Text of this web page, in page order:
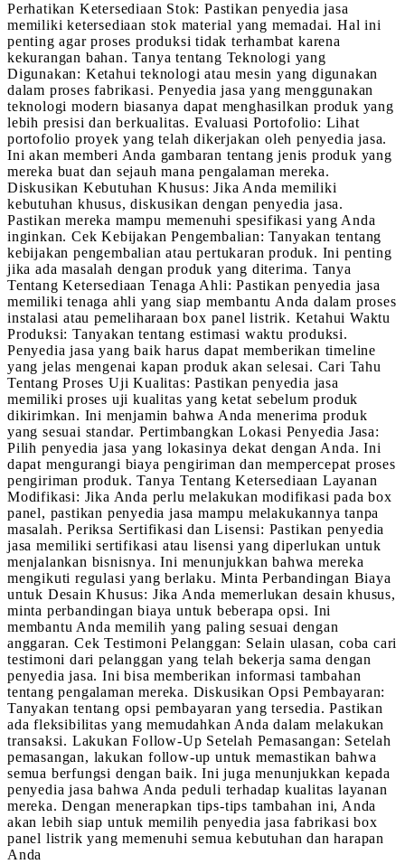
Perhatikan Ketersediaan Stok: Pastikan penyedia jasa
memiliki ketersediaan stok material yang memadai. Hal ini
penting agar proses produksi tidak terhambat karena
kekurangan bahan. Tanya tentang Teknologi yang
Digunakan: Ketahui teknologi atau mesin yang digunakan
dalam proses fabrikasi. Penyedia jasa yang menggunakan
teknologi modern biasanya dapat menghasilkan produk yang
lebih presisi dan berkualitas. Evaluasi Portofolio: Lihat
portofolio proyek yang telah dikerjakan oleh penyedia jasa.
Ini akan memberi Anda gambaran tentang jenis produk yang
mereka buat dan sejauh mana pengalaman mereka.
Diskusikan Kebutuhan Khusus: Jika Anda memiliki
kebutuhan khusus, diskusikan dengan penyedia jasa.
Pastikan mereka mampu memenuhi spesifikasi yang Anda
inginkan. Cek Kebijakan Pengembalian: Tanyakan tentang
kebijakan pengembalian atau pertukaran produk. Ini penting
jika ada masalah dengan produk yang diterima. Tanya
Tentang Ketersediaan Tenaga Ahli: Pastikan penyedia jasa
memiliki tenaga ahli yang siap membantu Anda dalam proses
instalasi atau pemeliharaan box panel listrik. Ketahui Waktu
Produksi: Tanyakan tentang estimasi waktu produksi.
Penyedia jasa yang baik harus dapat memberikan timeline
yang jelas mengenai kapan produk akan selesai. Cari Tahu
Tentang Proses Uji Kualitas: Pastikan penyedia jasa
memiliki proses uji kualitas yang ketat sebelum produk
dikirimkan. Ini menjamin bahwa Anda menerima produk
yang sesuai standar. Pertimbangkan Lokasi Penyedia Jasa:
Pilih penyedia jasa yang lokasinya dekat dengan Anda. Ini
dapat mengurangi biaya pengiriman dan mempercepat proses
pengiriman produk. Tanya Tentang Ketersediaan Layanan
Modifikasi: Jika Anda perlu melakukan modifikasi pada box
panel, pastikan penyedia jasa mampu melakukannya tanpa
masalah. Periksa Sertifikasi dan Lisensi: Pastikan penyedia
jasa memiliki sertifikasi atau lisensi yang diperlukan untuk
menjalankan bisnisnya. Ini menunjukkan bahwa mereka
mengikuti regulasi yang berlaku. Minta Perbandingan Biaya
untuk Desain Khusus: Jika Anda memerlukan desain khusus,
minta perbandingan biaya untuk beberapa opsi. Ini
membantu Anda memilih yang paling sesuai dengan
anggaran. Cek Testimoni Pelanggan: Selain ulasan, coba cari
testimoni dari pelanggan yang telah bekerja sama dengan
penyedia jasa. Ini bisa memberikan informasi tambahan
tentang pengalaman mereka. Diskusikan Opsi Pembayaran:
Tanyakan tentang opsi pembayaran yang tersedia. Pastikan
ada fleksibilitas yang memudahkan Anda dalam melakukan
transaksi. Lakukan Follow-Up Setelah Pemasangan: Setelah
pemasangan, lakukan follow-up untuk memastikan bahwa
semua berfungsi dengan baik. Ini juga menunjukkan kepada
penyedia jasa bahwa Anda peduli terhadap kualitas layanan
mereka. Dengan menerapkan tips-tips tambahan ini, Anda
akan lebih siap untuk memilih penyedia jasa fabrikasi box
panel listrik yang memenuhi semua kebutuhan dan harapan
Anda